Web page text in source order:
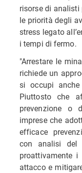
risorse di analisti
le priorità degli
stress legato
i tempi di fermo.
"Arrestare le
richiede un
si occupi
Piuttosto che
prevenzione o
imprese che
efficace
con analisi del
proattivamente
attacco e